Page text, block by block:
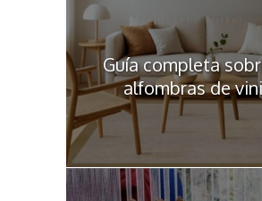
Guía completa
alfombras de